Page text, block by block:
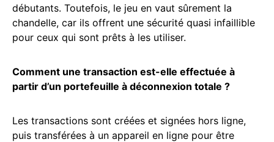
débutants. Toutefois, le jeu en vaut sûrement la
chandelle, car ils offrent une sécurité quasi infaillible
pour ceux qui sont prêts à les utiliser.
Comment une transaction est-elle effectuée à
partir d’un portefeuille à déconnexion totale ?
Les transactions sont créées et signées hors ligne,
puis transférées à un appareil en ligne pour être